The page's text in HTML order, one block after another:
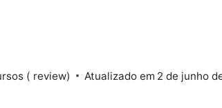
( review) Atualizado em 2 de junho